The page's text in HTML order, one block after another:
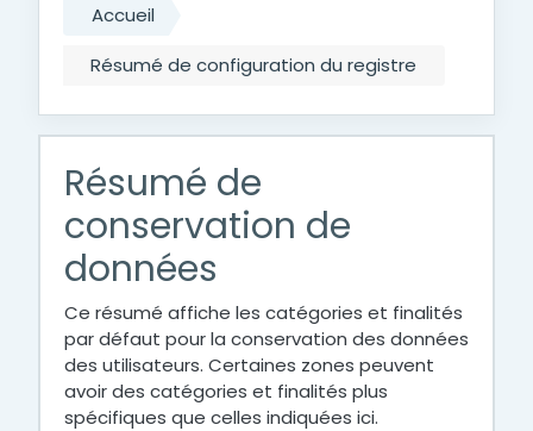
Accueil
Résumé de configuration du registre
Résumé de
conservation de
données
Ce résumé affiche les catégories et finalités
par défaut pour la conservation des données
des utilisateurs. Certaines zones peuvent
avoir des catégories et finalités plus
spécifiques que celles indiquées ici.